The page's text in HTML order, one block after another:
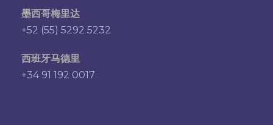
墨西哥梅里达
+52 (55) 5292 5232
西班牙马德里
+34 91 192 0017